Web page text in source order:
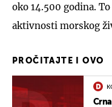
oko 14.500 godina.
aktivnosti morskog
PROČITAJTE I OVO